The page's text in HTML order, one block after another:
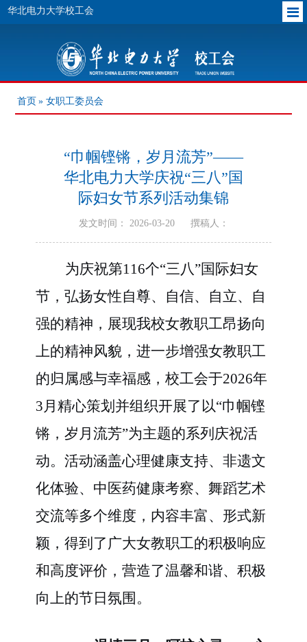
华北电力大学校工会
首页 » 女职工委员会
“巾帼铿锵，岁月流芳”——
华北电力大学庆祝“三八”国
际妇女节系列活动集锦
发文时间： 2026-03-20 撰稿人：
为庆祝第116个“三八”国际妇女
节，弘扬女性自尊、自信、自立、自
强的精神，展现我校女教职工昂扬向
上的精神风貌，进一步增强女教职工
的归属感与幸福感，校工会于2026年
3月精心策划并组织开展了以“巾帼铿
锵，岁月流芳”为主题的系列庆祝活
动。活动涵盖心理健康支持、非遗文
化体验、中医药健康考察、舞蹈艺术
交流等多个维度，内容丰富、形式新
颖，得到了广大女教职工的积极响应
和高度评价，营造了温馨和谐、积极
向上的节日氛围。